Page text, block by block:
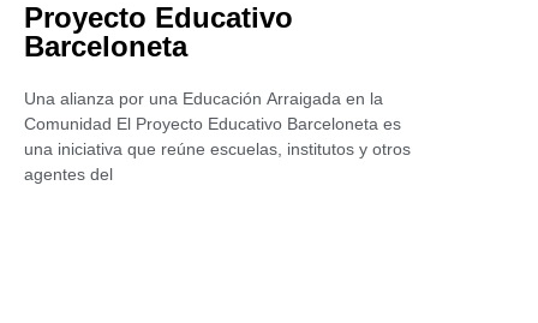
Proyecto Educativo
Barceloneta
Una alianza por una Educación Arraigada en la
Comunidad El Proyecto Educativo Barceloneta es
una iniciativa que reúne escuelas, institutos y otros
agentes del